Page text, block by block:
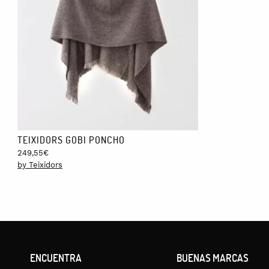
TEIXIDORS GOBI PONCHO
249,55€
by Teixidors
ENCUENTRA BUENAS MARCAS